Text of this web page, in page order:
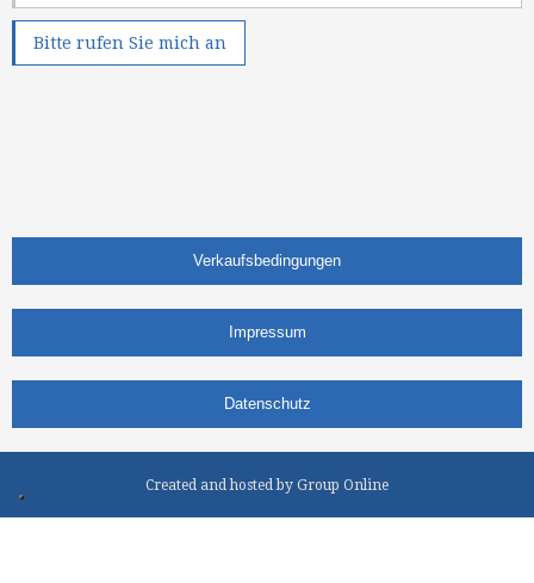
Verkaufsb​edingungen
Impressum
Datenschutz
Created and hosted by Group Online